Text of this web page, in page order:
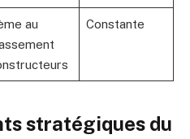
au
Constante
stratégiques du